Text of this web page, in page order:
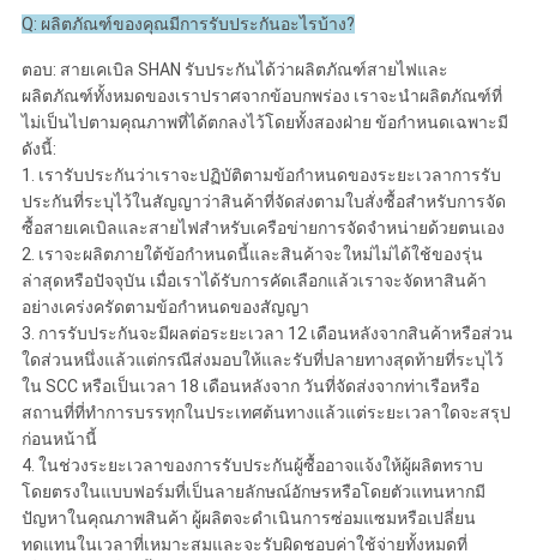
Q: ผลิตภัณฑ์ของคุณมีการรับประกันอะไรบ้าง?
ตอบ: สายเคเบิล SHAN รับประกันได้ว่าผลิตภัณฑ์สายไฟและ
ผลิตภัณฑ์ทั้งหมดของเราปราศจากข้อบกพร่อง เราจะนำผลิตภัณฑ์ที่
ไม่เป็นไปตามคุณภาพที่ได้ตกลงไว้โดยทั้งสองฝ่าย ข้อกำหนดเฉพาะมี
ดังนี้:
1. เรารับประกันว่าเราจะปฏิบัติตามข้อกำหนดของระยะเวลาการรับ
ประกันที่ระบุไว้ในสัญญาว่าสินค้าที่จัดส่งตามใบสั่งซื้อสำหรับการจัด
ซื้อสายเคเบิลและสายไฟสำหรับเครือข่ายการจัดจำหน่ายด้วยตนเอง
2. เราจะผลิตภายใต้ข้อกำหนดนี้และสินค้าจะใหม่ไม่ได้ใช้ของรุ่น
ล่าสุดหรือปัจจุบัน เมื่อเราได้รับการคัดเลือกแล้วเราจะจัดหาสินค้า
อย่างเคร่งครัดตามข้อกำหนดของสัญญา
3. การรับประกันจะมีผลต่อระยะเวลา 12 เดือนหลังจากสินค้าหรือส่วน
ใดส่วนหนึ่งแล้วแต่กรณีส่งมอบให้และรับที่ปลายทางสุดท้ายที่ระบุไว้
ใน SCC หรือเป็นเวลา 18 เดือนหลังจาก วันที่จัดส่งจากท่าเรือหรือ
สถานที่ที่ทำการบรรทุกในประเทศต้นทางแล้วแต่ระยะเวลาใดจะสรุป
ก่อนหน้านี้
4. ในช่วงระยะเวลาของการรับประกันผู้ซื้ออาจแจ้งให้ผู้ผลิตทราบ
โดยตรงในแบบฟอร์มที่เป็นลายลักษณ์อักษรหรือโดยตัวแทนหากมี
ปัญหาในคุณภาพสินค้า ผู้ผลิตจะดำเนินการซ่อมแซมหรือเปลี่ยน
ทดแทนในเวลาที่เหมาะสมและจะรับผิดชอบค่าใช้จ่ายทั้งหมดที่